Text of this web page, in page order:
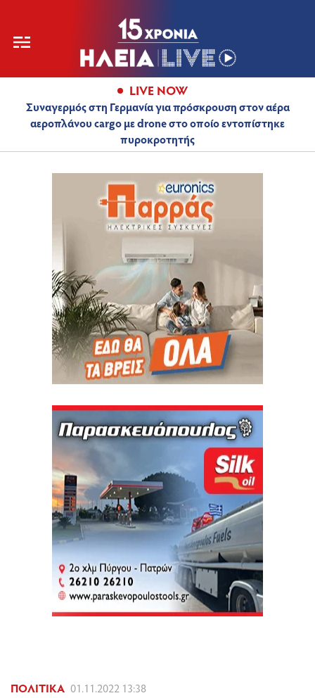
LIVE NOW
Συναγερμός στη Γερμανία για πρόσκρουση στον αέρα
αεροπλάνου cargo με drone στο οποίο εντοπίστηκε
πυροκροτητής
ΠΟΛΙΤΙΚΆ 01.11.2022 13:38